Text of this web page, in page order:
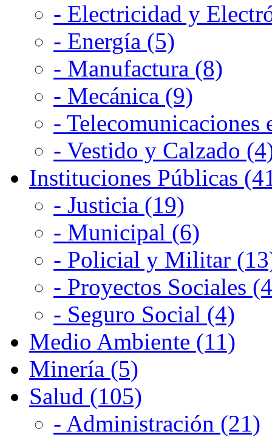
- Electricidad y
- Energía (5)
- Manufactura (8)
- Mecánica (9)
-
- Vestido y Calzado
Instituciones Públicas
- Justicia (19)
- Municipal (6)
- Policial y Militar
- Proyectos Sociales
- Seguro Social (4)
Medio Ambiente (11)
Minería (5)
Salud (105)
- Administración (21)